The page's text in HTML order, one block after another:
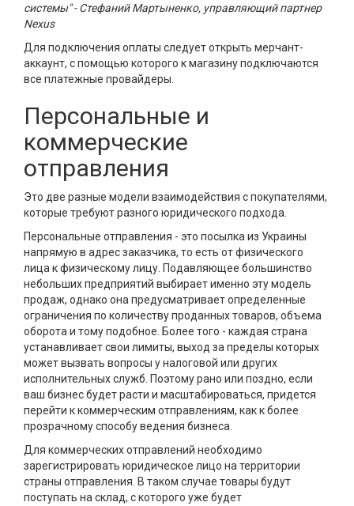
системы" - Стефаний Мартыненко, управляющий партнер
Nexus
Для подключения оплаты следует открыть мерчант-
аккаунт, с помощью которого к магазину подключаются
все платежные провайдеры.
Персональные и
коммерческие
отправления
Это две разные модели взаимодействия с покупателями,
которые требуют разного юридического подхода.
Персональные отправления - это посылка из Украины
напрямую в адрес заказчика, то есть от физического
лица к физическому лицу. Подавляющее большинство
небольших предприятий выбирает именно эту модель
продаж, однако она предусматривает определенные
ограничения по количеству проданных товаров, объема
оборота и тому подобное. Более того - каждая страна
устанавливает свои лимиты, выход за пределы которых
может вызвать вопросы у налоговой или других
исполнительных служб. Поэтому рано или поздно, если
ваш бизнес будет расти и масштабироваться, придется
перейти к коммерческим отправлениям, как к более
прозрачному способу ведения бизнеса.
Для коммерческих отправлений необходимо
зарегистрировать юридическое лицо на территории
страны отправления. В таком случае товары будут
поступать на склад, с которого уже будет